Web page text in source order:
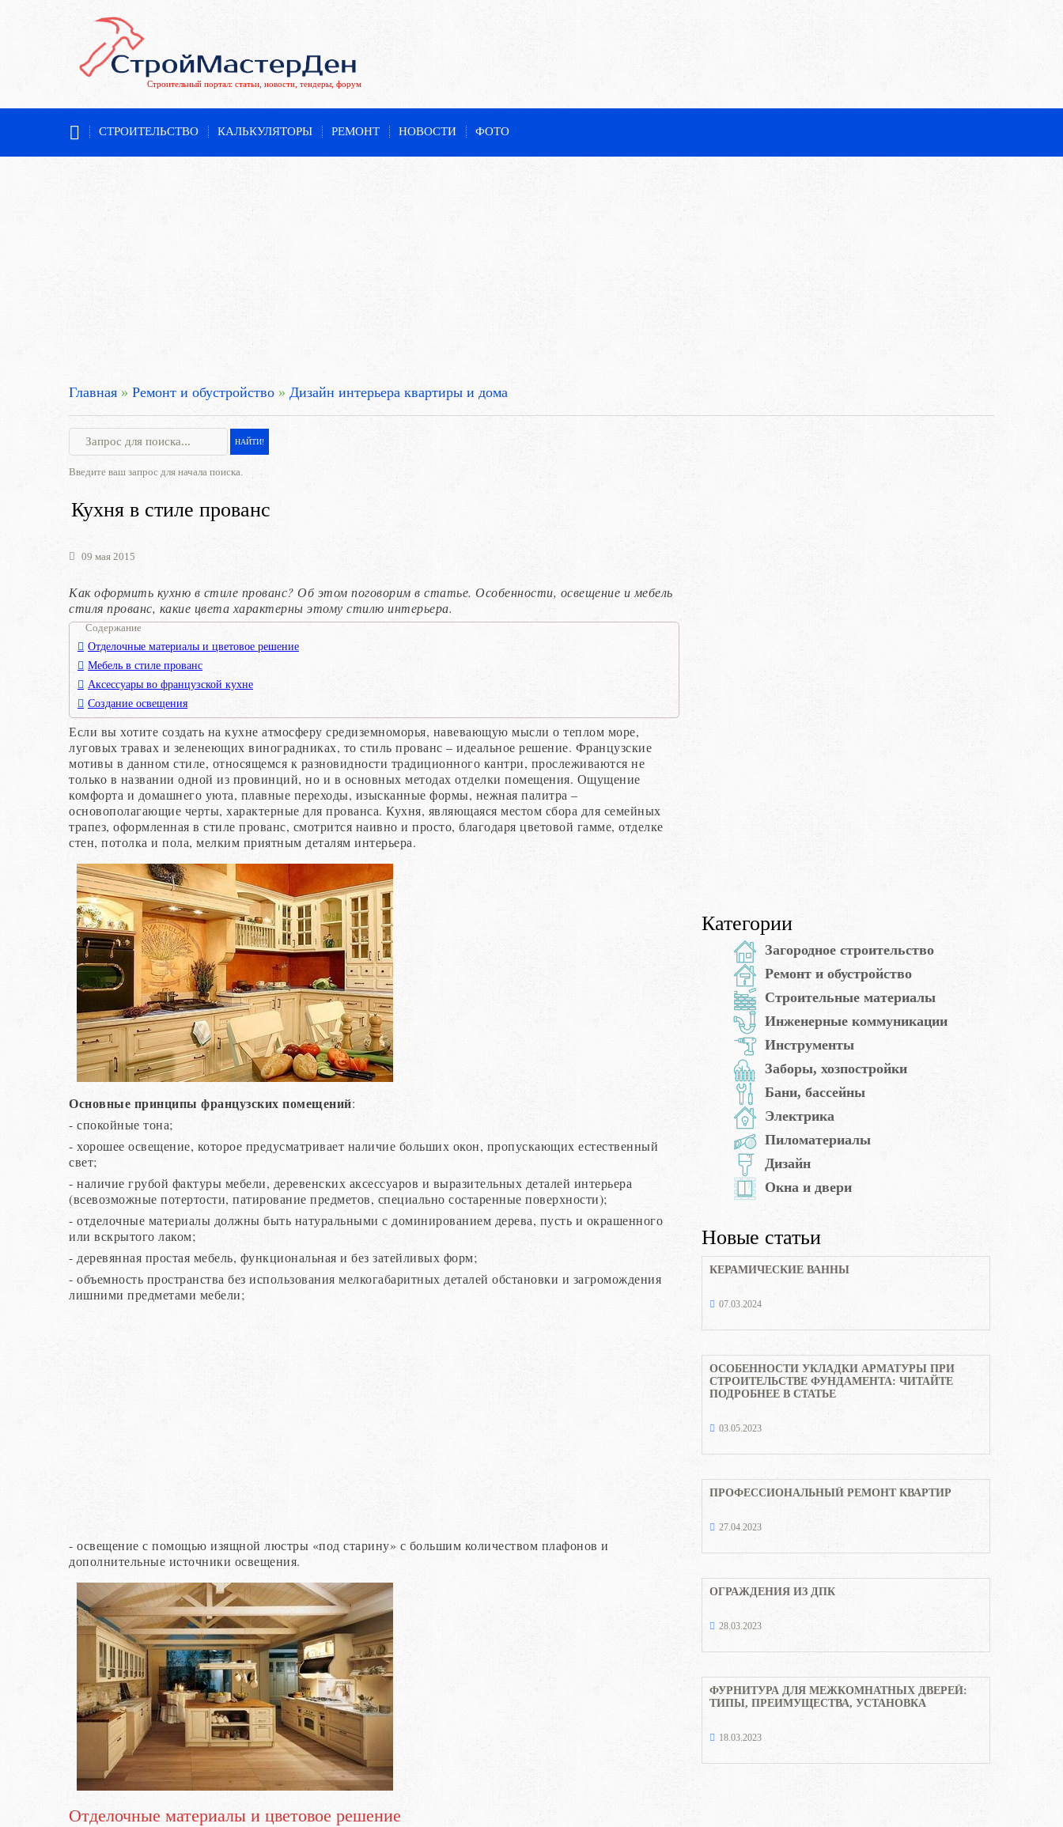
Строительный портал: статьи, новости, тендеры, форум
СТРОИТЕЛЬСТВО КАЛЬКУЛЯТОРЫ РЕМОНТ НОВОСТИ ФОТО
Главная » Ремонт и обустройство » Дизайн интерьера квартиры и дома
Введите ваш запрос для начала поиска.
Кухня в стиле прованс
09 мая 2015
Как оформить кухню в стиле прованс? Об этом поговорим в статье. Особенности, освещение и мебель
стиля прованс, какие цвета характерны этому стилю интерьера.
Содержание
Отделочные материалы и цветовое решение
Мебель в стиле прованс
Аксессуары во французской кухне
Создание освещения
Если вы хотите создать на кухне атмосферу средиземноморья, навевающую мысли о теплом море,
луговых травах и зеленеющих виноградниках, то стиль прованс – идеальное решение. Французские
мотивы в данном стиле, относящемся к разновидности традиционного кантри, прослеживаются не
только в названии одной из провинций, но и в основных методах отделки помещения. Ощущение
комфорта и домашнего уюта, плавные переходы, изысканные формы, нежная палитра –
основополагающие черты, характерные для прованса. Кухня, являющаяся местом сбора для семейных
трапез, оформленная в стиле прованс, смотрится наивно и просто, благодаря цветовой гамме, отделке
стен, потолка и пола, мелким приятным деталям интерьера.
Основные принципы французских помещений:
- спокойные тона;
- хорошее освещение, которое предусматривает наличие больших окон, пропускающих естественный
свет;
- наличие грубой фактуры мебели, деревенских аксессуаров и выразительных деталей интерьера
(всевозможные потертости, патирование предметов, специально состаренные поверхности);
- отделочные материалы должны быть натуральными с доминированием дерева, пусть и окрашенного
или вскрытого лаком;
- деревянная простая мебель, функциональная и без затейливых форм;
- объемность пространства без использования мелкогабаритных деталей обстановки и загромождения
лишними предметами мебели;
- освещение с помощью изящной люстры «под старину» с большим количеством плафонов и
дополнительные источники освещения.
Отделочные материалы и цветовое решение
Категории
Загородное строительство
Ремонт и обустройство
Строительные материалы
Инженерные коммуникации
Инструменты
Заборы, хозпостройки
Бани, бассейны
Электрика
Пиломатериалы
Дизайн
Окна и двери
Новые статьи
КЕРАМИЧЕСКИЕ ВАННЫ
07.03.2024
ОСОБЕННОСТИ УКЛАДКИ АРМАТУРЫ ПРИ
СТРОИТЕЛЬСТВЕ ФУНДАМЕНТА: ЧИТАЙТЕ
ПОДРОБНЕЕ В СТАТЬЕ
03.05.2023
ПРОФЕССИОНАЛЬНЫЙ РЕМОНТ КВАРТИР
27.04.2023
ОГРАЖДЕНИЯ ИЗ ДПК
28.03.2023
ФУРНИТУРА ДЛЯ МЕЖКОМНАТНЫХ ДВЕРЕЙ:
ТИПЫ, ПРЕИМУЩЕСТВА, УСТАНОВКА
18.03.2023